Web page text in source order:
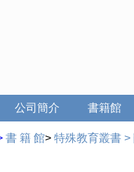
書籍館
公司簡介
書 籍 館> 特殊教育叢書 >